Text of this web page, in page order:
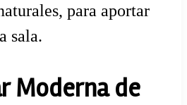
para aportar
sala.
Moderna de